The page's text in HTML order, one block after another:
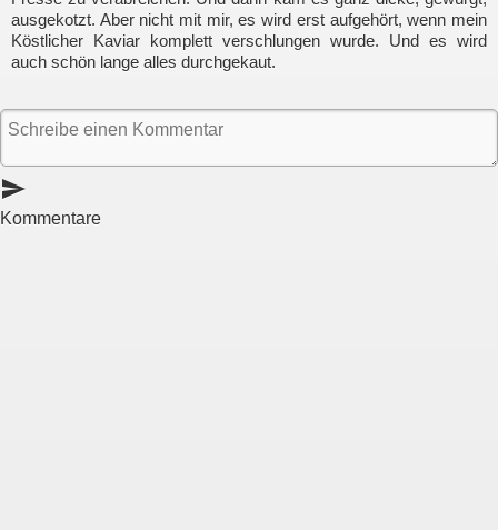
ausgekotzt. Aber nicht mit mir, es wird erst aufgehört, wenn mein
Köstlicher Kaviar komplett verschlungen wurde. Und es wird
auch schön lange alles durchgekaut.
send
Kommentare